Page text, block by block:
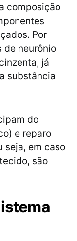
composição
Por
de neurônio
já
substância
do
e reparo
seja, em caso
são